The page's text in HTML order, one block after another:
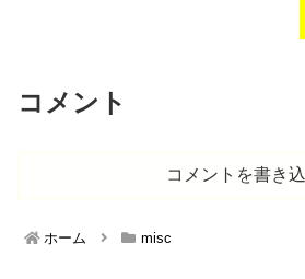
コメント
コメントを書き
ホーム misc